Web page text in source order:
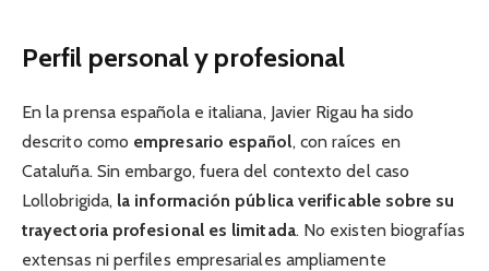
Perfil personal y profesional
En la prensa española e italiana, Javier Rigau ha sido
descrito como empresario español, con raíces en
Cataluña. Sin embargo, fuera del contexto del caso
Lollobrigida, la información pública verificable sobre su
trayectoria profesional es limitada. No existen biografías
extensas ni perfiles empresariales ampliamente